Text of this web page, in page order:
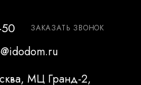
ЗАКАЗАТЬ ЗВОНОК
МЦ Гранд-2,